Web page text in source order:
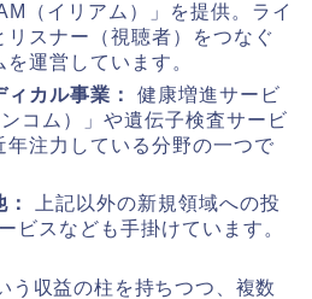
（イリアム）」を提供。ライ
リスナー（視聴者）をつなぐ
運営しています。
カル事業：
健康増進サービ
コム）」や遺伝子検査サービ
年注力している分野の一つで
上記以外の新規領域への投
ビスなども手掛けています。
う収益の柱を持ちつつ、複数